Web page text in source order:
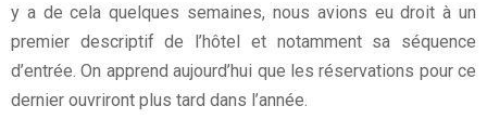
y a de cela quelques semaines, nous avions eu droit à un
premier descriptif de l’hôtel et notamment sa séquence
d’entrée. On apprend aujourd’hui que les réservations pour ce
dernier ouvriront plus tard dans l’année.